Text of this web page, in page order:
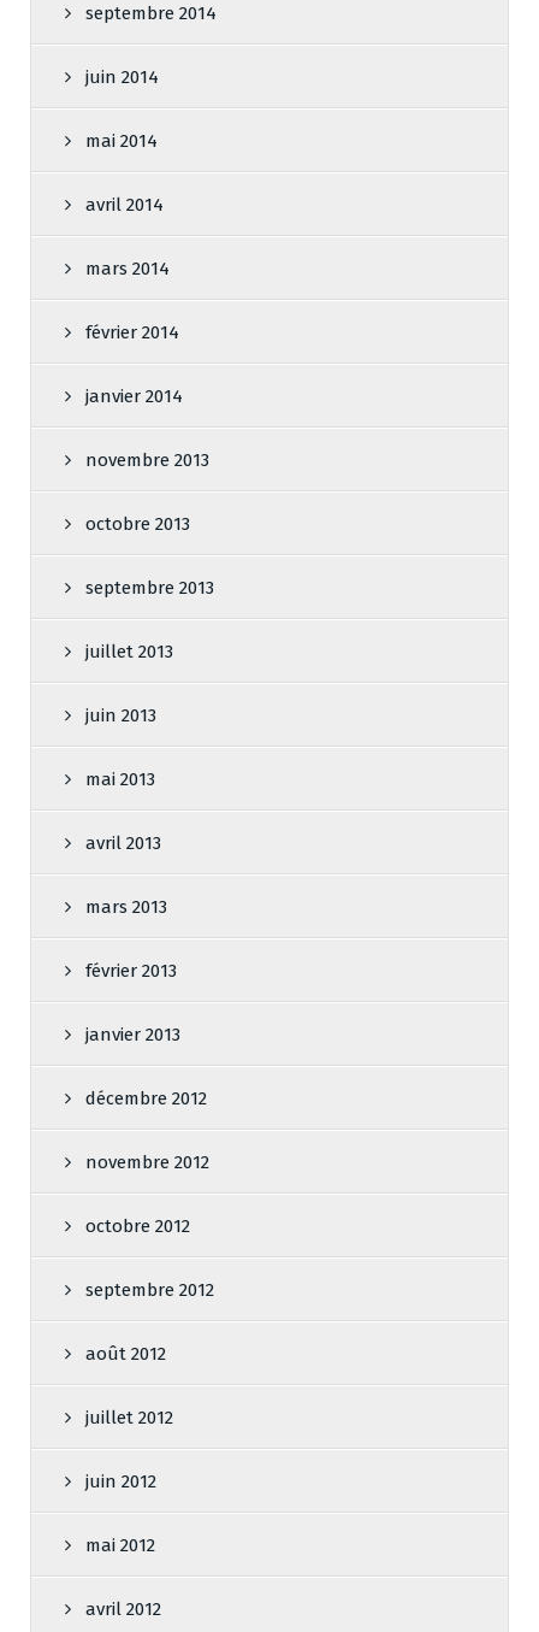
septembre 2014
juin 2014
mai 2014
avril 2014
mars 2014
février 2014
janvier 2014
novembre 2013
octobre 2013
septembre 2013
juillet 2013
juin 2013
mai 2013
avril 2013
mars 2013
février 2013
janvier 2013
décembre 2012
novembre 2012
octobre 2012
septembre 2012
août 2012
juillet 2012
juin 2012
mai 2012
avril 2012